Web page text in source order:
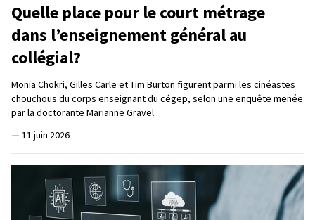
Quelle place pour le court métrage
dans l’enseignement général au
collégial?
Monia Chokri, Gilles Carle et Tim Burton figurent parmi les cinéastes
chouchous du corps enseignant du cégep, selon une enquête menée
par la doctorante Marianne Gravel
— 11 juin 2026